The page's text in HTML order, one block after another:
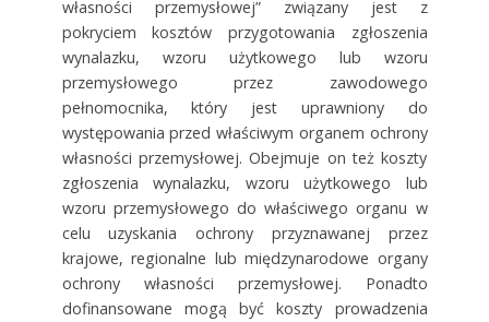
własności przemysłowej” związany jest z
pokryciem kosztów przygotowania zgłoszenia
wynalazku, wzoru użytkowego lub wzoru
przemysłowego przez zawodowego
pełnomocnika, który jest uprawniony do
występowania przed właściwym organem ochrony
własności przemysłowej. Obejmuje on też koszty
zgłoszenia wynalazku, wzoru użytkowego lub
wzoru przemysłowego do właściwego organu w
celu uzyskania ochrony przyznawanej przez
krajowe, regionalne lub międzynarodowe organy
ochrony własności przemysłowej. Ponadto
dofinansowane mogą być koszty prowadzenia